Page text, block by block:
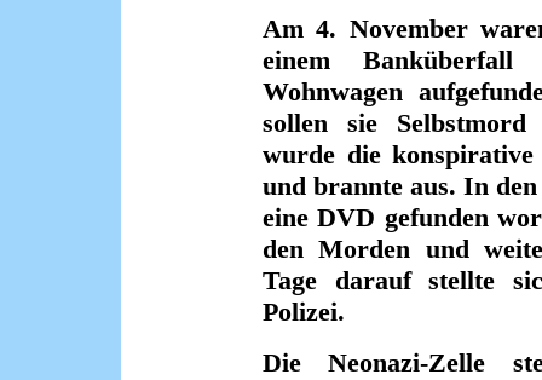
Am 4. November
einem
Wohnwagen
sollen sie
wurde die
und brannte aus. In
eine DVD gefunden
den Morden und
Tage darauf stellte
Polizei.
Die Neonazi-Zelle